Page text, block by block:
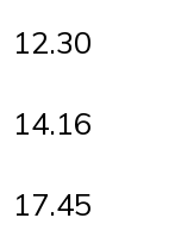
12.30
14.16
17.45